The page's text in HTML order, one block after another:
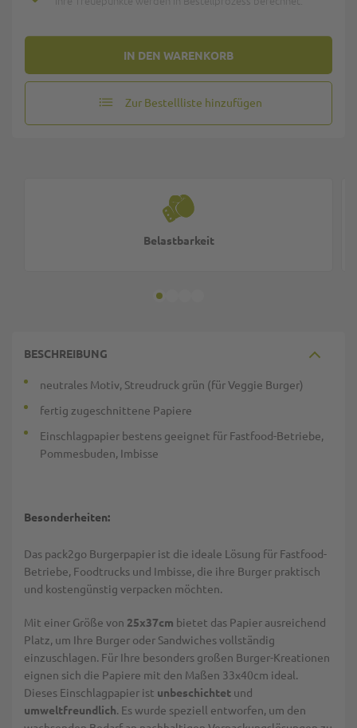
IN DEN WARENKORB
Zur Bestellliste hinzufügen
Belastbarkeit
BESCHREIBUNG
neutrales Motiv, Streudruck grün (für Veggie Burger)
fertig zugeschnittene Papiere
Einschlagpapier bestens geeignet für Fastfood-Betriebe,
Pommesbuden, Imbisse
Besonderheiten:
Das pack2go Burgerpapier ist die ideale Lösung für Fastfood-
Betriebe, Foodtrucks und Imbisse, die ihre Burger praktisch
und kostengünstig verpacken möchten.
Mit einer Größe von 25x37cm bietet das Papier ausreichend
Platz, um Ihre Burger oder Sandwiches vollständig
einzuschlagen. Für Ihre besonders großen Burger-Kreationen
eignen sich die Papiere mit den Maßen 33x40cm ideal.
Dieses Einschlagpapier ist unbeschichtet und
umweltfreundlich. Es wurde speziell entworfen, um den